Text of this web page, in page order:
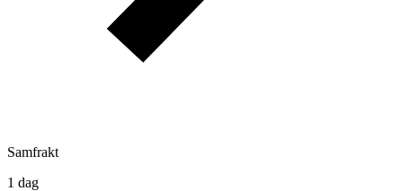
Samfrakt
1 dag